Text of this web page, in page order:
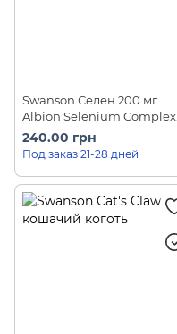
Swanson Селен 200 мг
Albion Selenium Complex
90 капсул на 90 дней
240.00 грн
Под заказ 21-28 дней